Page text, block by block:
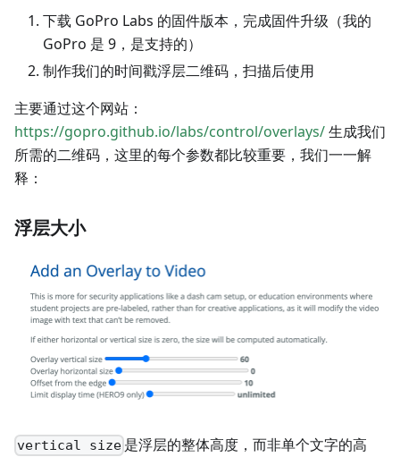
下载 GoPro Labs 的固件版本，完成固件升级（我的
GoPro 是 9，是支持的）
制作我们的时间戳浮层二维码，扫描后使用
主要通过这个网站：
https://gopro.github.io/labs/control/overlays/生成我们
所需的二维码，这里的每个参数都比较重要，我们一一解
释：
浮层大小
vertical size 是浮层的整体高度，而非单个文字的高